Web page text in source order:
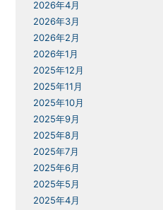
2026年4月
2026年3月
2026年2月
2026年1月
2025年12月
2025年11月
2025年10月
2025年9月
2025年8月
2025年7月
2025年6月
2025年5月
2025年4月